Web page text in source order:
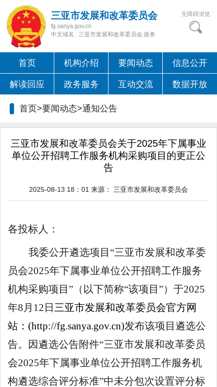
三亚市发展和改革委员会
fg.sanya.gov.cn
中文域名 : 三亚市发展和改革委员会.政务
无障碍浏览
首页 机构介绍 要闻动态 信息公开
解读回应 政务服务 互动交流 数据开放
首页>要闻动态>通知公告
三亚市发展和改革委员会关于2025年下属事业
单位公开招聘工作服务机构采购项目的更正公
告
2025-08-13 18：01 来源： 三亚市发展和改革委员会
各投标人：
我委公开遴选项目 “三亚市发展和改革委
员会2025年下属事业单位公开招聘工作服务
机构采购项目 ” （以下简称“该项目 ”）于2025
年8 月 12 日 三亚市发展和改革委员会官方网
站： (http://fg.sanya.gov.cn)发布该项目遴选公
告。因遴选公告附件“三亚市发展和改革委员
会2025年下属事业单位公开招聘工作服务机
构遴选综合评分标准”中未分包次设置评分标